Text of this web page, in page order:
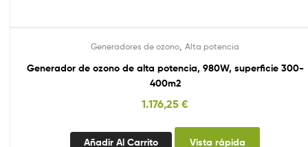
Generadores de ozono Alta potencia
Generador de ozono de alta potencia, 980W, superficie 300-
400m2
1.176,25 €
Añadir Al Carrito Vista rápida